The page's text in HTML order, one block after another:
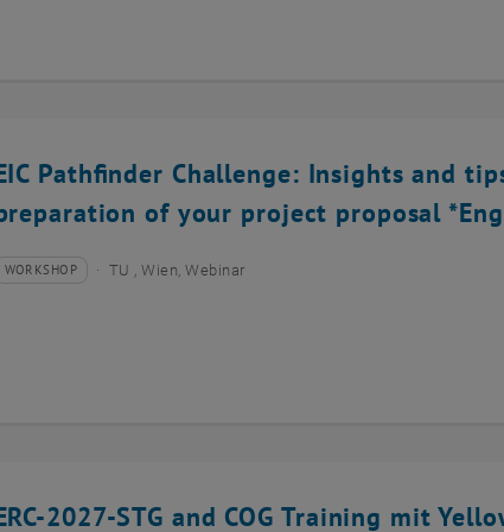
Pathfinder Challenge: Insights and
of your project proposal
Veranstaltungstyp:
WORKSHOP
Veranstaltungsort:TU , Wien, Webinar
2027-STG and COG Training mit